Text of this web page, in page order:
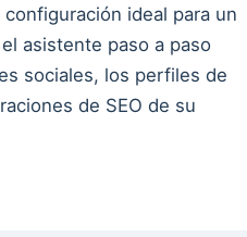
ideal para un
asistente paso a paso
sociales, los perfiles de
de SEO de su